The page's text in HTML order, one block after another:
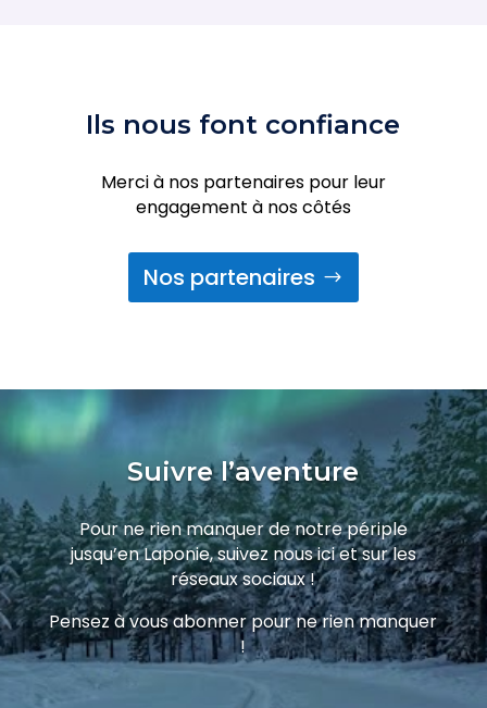
Ils nous font confiance
Merci à nos partenaires pour leur
engagement à nos côtés
Nos partenaires
Suivre l’aventure
Pour ne rien manquer de notre périple
jusqu’en Laponie, suivez nous ici et sur les
réseaux sociaux !
Pensez à vous abonner pour ne rien manquer
!